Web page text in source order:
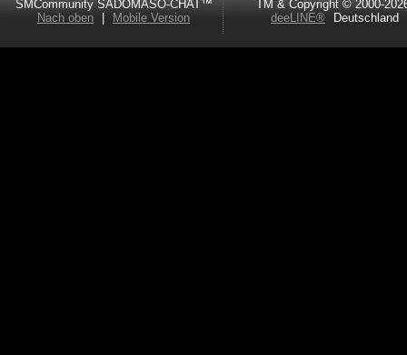
SMCommunity SADOMASO-CHAT™
Nach oben
Mobile Version
TM & Copyright © 2000-
deeLINE®
Deutschland